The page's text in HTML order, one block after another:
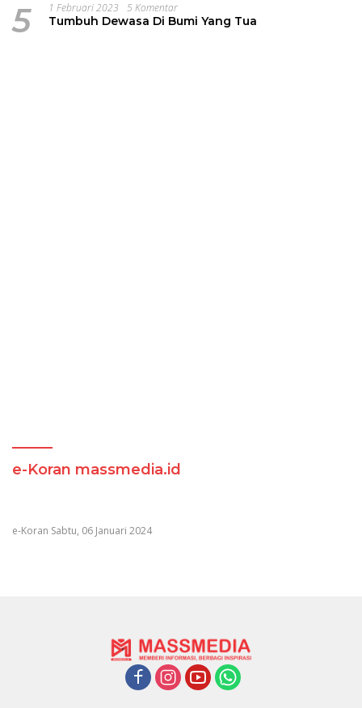
5 1 Februari 2023 5 Komentar
Tumbuh Dewasa Di Bumi Yang Tua
e-Koran massmedia.id
e-Koran Sabtu, 06 Januari 2024